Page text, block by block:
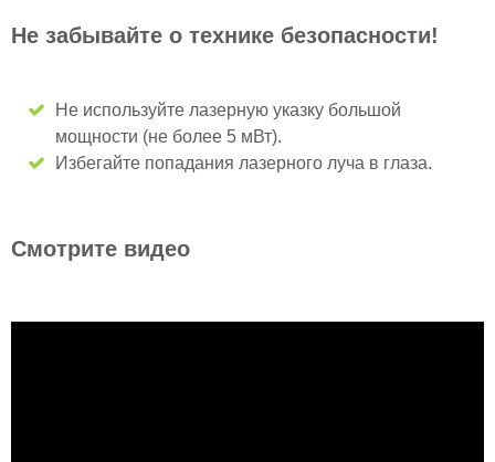
Не забывайте о технике безопасности!
Не используйте лазерную указку большой
мощности (не более 5 мВт).
Избегайте попадания лазерного луча в глаза.
Смотрите видео